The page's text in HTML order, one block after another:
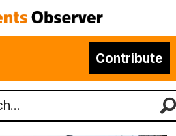
Contribute